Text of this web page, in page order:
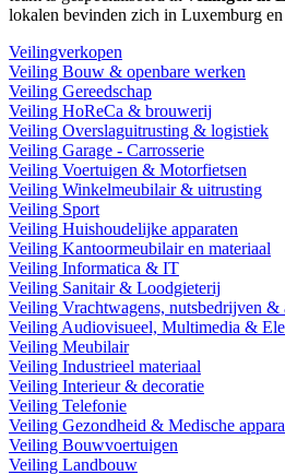
lokalen bevinden zich in Luxemburg
Veilingverkopen
Veiling Bouw & openbare werken
Veiling Gereedschap
Veiling HoReCa & brouwerij
Veiling Overslaguitrusting & logistiek
Veiling Garage - Carrosserie
Veiling Voertuigen & Motorfietsen
Veiling Winkelmeubilair & uitrusting
Veiling Sport
Veiling Huishoudelijke apparaten
Veiling Kantoormeubilair en materiaal
Veiling Informatica & IT
Veiling Sanitair & Loodgieterij
Veiling Vrachtwagens, nutsbedrijven &
Veiling Audiovisueel, Multimedia &
Veiling Meubilair
Veiling Industrieel materiaal
Veiling Interieur & decoratie
Veiling Telefonie
Veiling Gezondheid & Medische
Veiling Bouwvoertuigen
Veiling Landbouw